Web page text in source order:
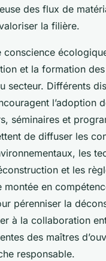
des flux de
la filière.
conscience
et la formation des
secteur. Différents
l’adoption
séminaires et
de diffuser les
les
et les
montée en
pérenniser la
à la collaboration
des maîtres
responsable.